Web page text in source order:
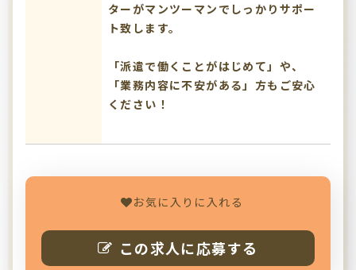
ターがマンツーマンでしっかりサポー
ト致します。
「派遣で働くことがはじめて」や、
「業務内容に不安がある」方もご安心
ください！
お気に入りに入れる
この求人に応募する